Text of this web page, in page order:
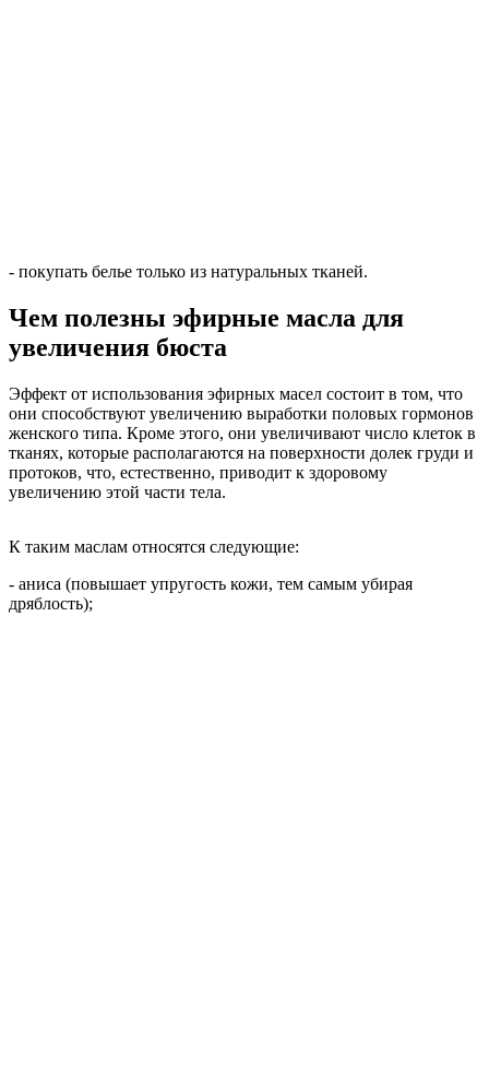
- покупать белье только из натуральных тканей.
Чем полезны эфирные масла для
увеличения бюста
Эффект от использования эфирных масел состоит в том, что
они способствуют увеличению выработки половых гормонов
женского типа. Кроме этого, они увеличивают число клеток в
тканях, которые располагаются на поверхности долек груди и
протоков, что, естественно, приводит к здоровому
увеличению этой части тела.
К таким маслам относятся следующие:
- аниса (повышает упругость кожи, тем самым убирая
дряблость);